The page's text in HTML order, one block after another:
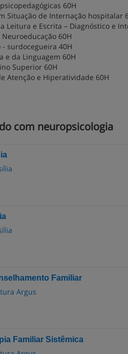
60H
Situação de Internação hospitalar
Leitura e Escrita – Diagnóstico e
60H
surdocegueira 40H
e da Linguagem 60H
Superior 60H
Atenção e Hiperatividade 60H
com neuropsicologia
Familiar
Argus
Familiar Sistêmica